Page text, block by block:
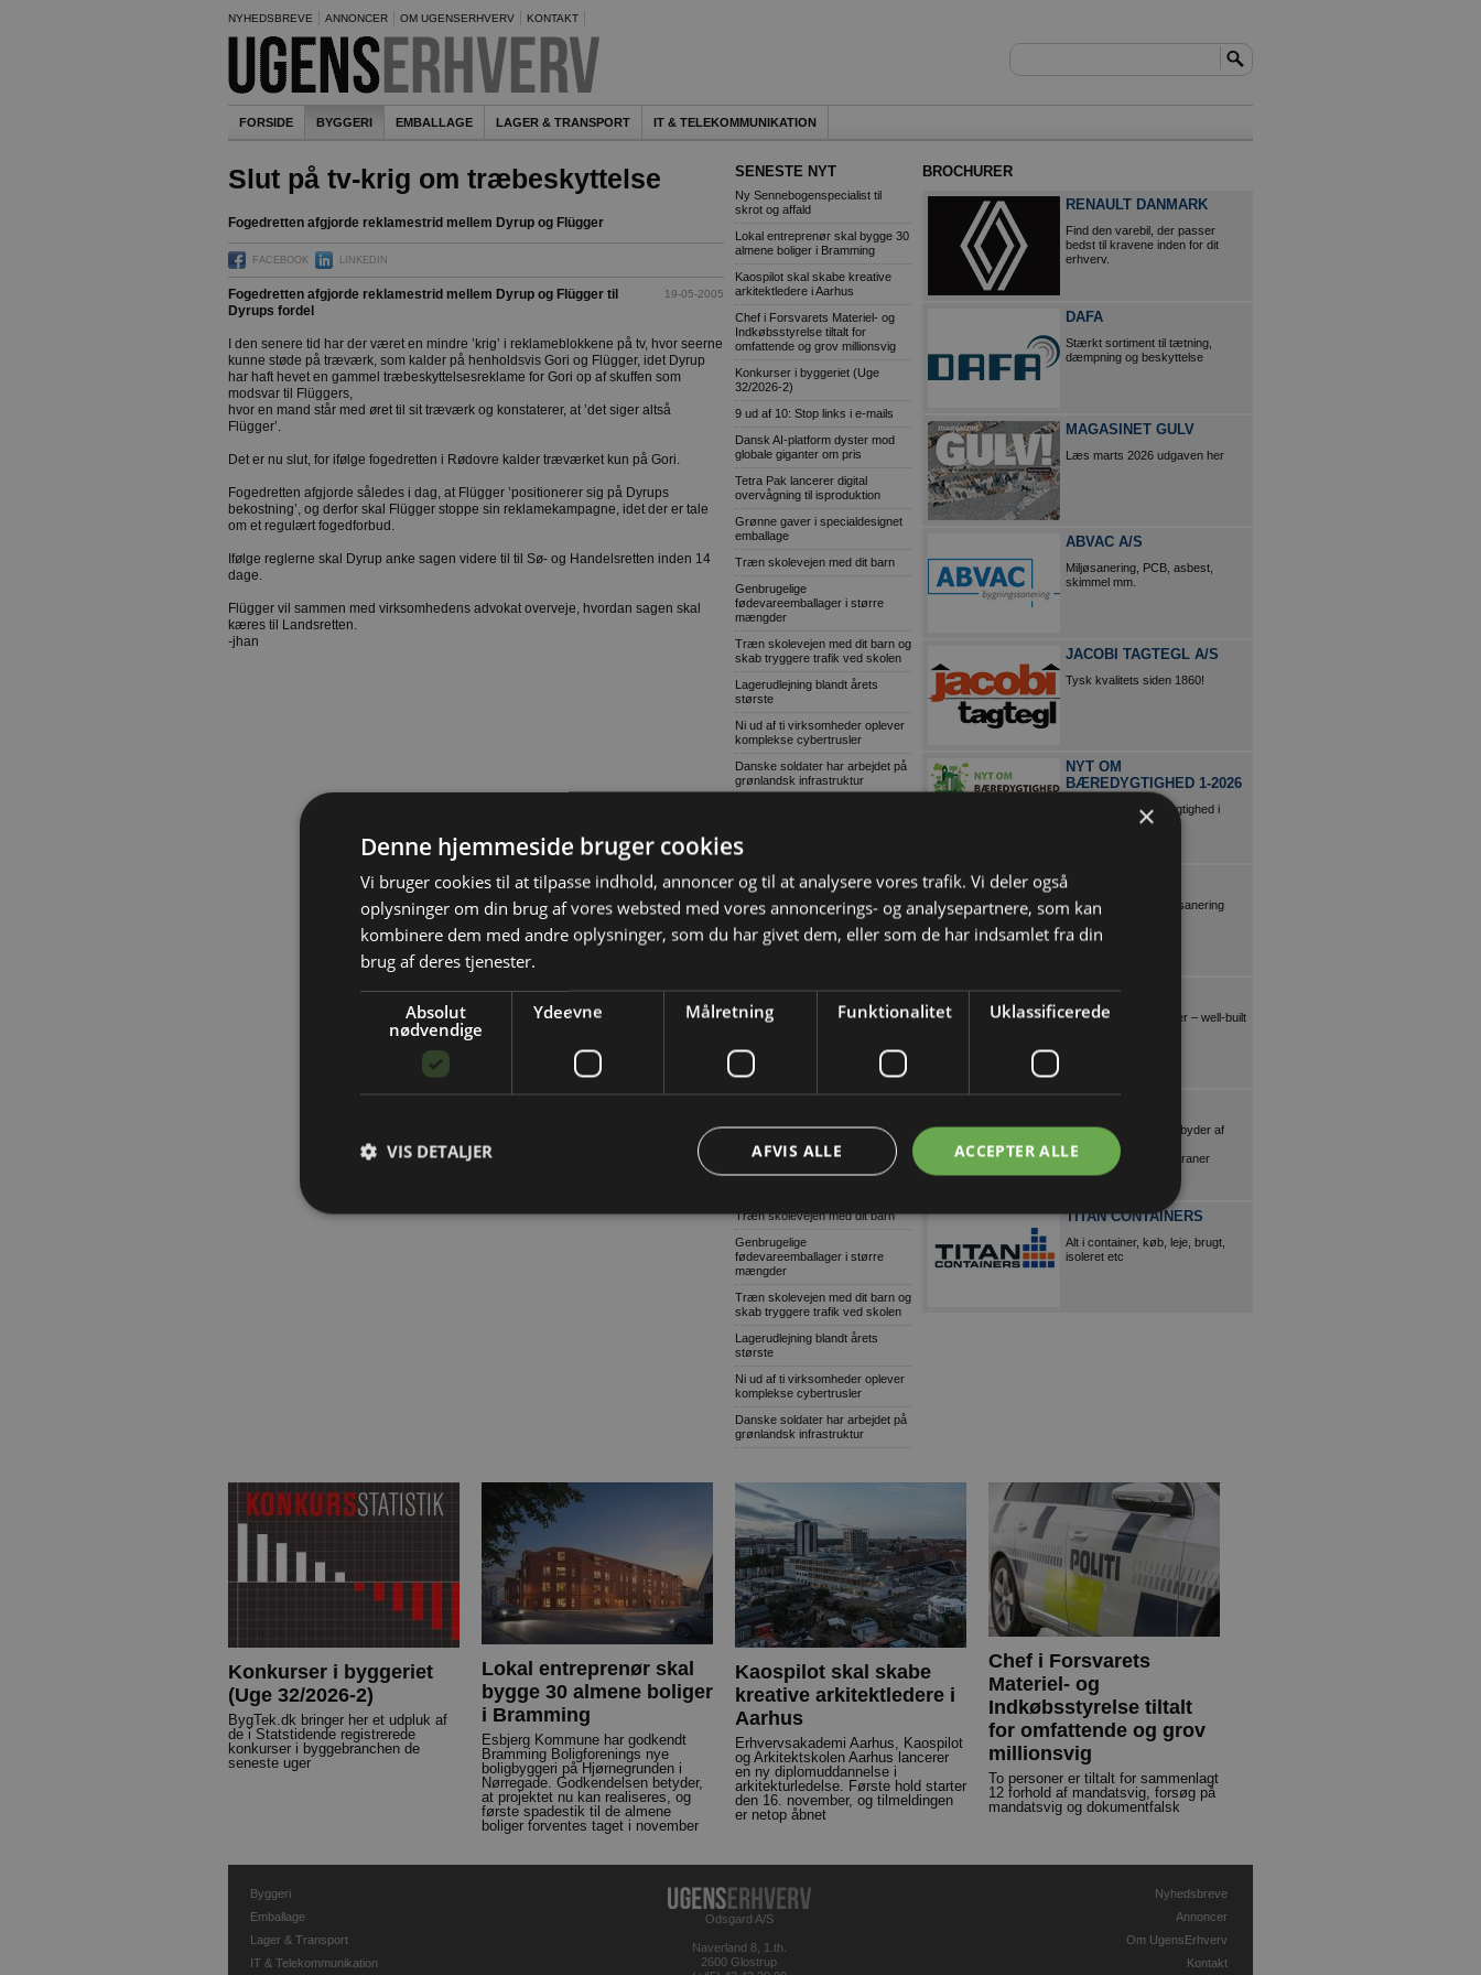
NYHEDSBREVE ANNONCER OM UGENSERHVERV KONTAKT
FORSIDE BYGGERI EMBALLAGE LAGER & TRANSPORT IT & TELEKOMMUNIKATION
Slut på tv-krig om træbeskyttelse
Fogedretten afgjorde reklamestrid mellem Dyrup og Flügger
FACEBOOK LINKEDIN
19-05-2005
Fogedretten afgjorde reklamestrid mellem Dyrup og Flügger til
Dyrups fordel
I den senere tid har der været en mindre ’krig’ i reklameblokkene på tv, hvor seerne
kunne støde på træværk, som kalder på henholdsvis Gori og Flügger, idet Dyrup
har haft hevet en gammel træbeskyttelsesreklame for Gori op af skuffen som
modsvar til Flüggers,
hvor en mand står med øret til sit træværk og konstaterer, at ’det siger altså
Flügger’.
Det er nu slut, for ifølge fogedretten i Rødovre kalder træværket kun på Gori.
Fogedretten afgjorde således i dag, at Flügger ’positionerer sig på Dyrups
bekostning’, og derfor skal Flügger stoppe sin reklamekampagne, idet der er tale
om et regulært fogedforbud.
Ifølge reglerne skal Dyrup anke sagen videre til til Sø- og Handelsretten inden 14
dage.
Flügger vil sammen med virksomhedens advokat overveje, hvordan sagen skal
kæres til Landsretten.
-jhan
SENESTE NYT
Ny Sennebogenspecialist til
skrot og affald
Lokal entreprenør skal bygge 30
almene boliger i Bramming
Kaospilot skal skabe kreative
arkitektledere i Aarhus
Chef i Forsvarets Materiel- og
Indkøbsstyrelse tiltalt for
omfattende og grov millionsvig
Konkurser i byggeriet (Uge
32/2026-2)
9 ud af 10: Stop links i e-mails
Dansk AI-platform dyster mod
globale giganter om pris
Tetra Pak lancerer digital
overvågning til isproduktion
Grønne gaver i specialdesignet
emballage
Træn skolevejen med dit barn
Genbrugelige
fødevareemballager i større
mængder
Træn skolevejen med dit barn og
skab tryggere trafik ved skolen
Lagerudlejning blandt årets
største
Ni ud af ti virksomheder oplever
komplekse cybertrusler
Danske soldater har arbejdet på
grønlandsk infrastruktur
Ny Sennebogenspecialist til
Lokal entreprenør skal bygge 30
almene boliger i Bramming
Kaospilot skal skabe kreative
arkitektledere i Aarhus
Konkurser i byggeriet (Uge
9 ud af 10: Stop links i e-mails
Dansk AI-platform dyster mod
overvågning til isproduktion
Grønne gaver i specialdesignet
Træn skolevejen med dit barn
Genbrugelige
fødevareemballager i større
mængder
Træn skolevejen med dit barn og
skab tryggere trafik ved skolen
Lagerudlejning blandt årets
største
Ni ud af ti virksomheder oplever
komplekse cybertrusler
Danske soldater har arbejdet på
grønlandsk infrastruktur
BROCHURER
RENAULT DANMARK
Find den varebil, der passer
bedst til kravene inden for dit
erhverv.
DAFA
Stærkt sortiment til tætning,
dæmpning og beskyttelse
MAGASINET GULV
Læs marts 2026 udgaven her
ABVAC A/S
Miljøsanering, PCB, asbest,
skimmel mm.
JACOBI TAGTEGL A/S
Tysk kvalitets siden 1860!
NYT OM
BÆREDYGTIGHED 1-2026
Magasin om bæredygtighed i
byggebranchen
P.OLESEN A/S
Nedbrydning og Miljøsanering
SPÆNCOM
Betonelementløsninger – well-built
Danmarks største udbyder af
entreprenørmateriel,
teleskoplæssere og kraner
TITAN CONTAINERS
Alt i container, køb, leje, brugt,
isoleret etc
Konkurser i byggeriet
(Uge 32/2026-2)
BygTek.dk bringer her et udpluk af
de i Statstidende registrerede
konkurser i byggebranchen de
seneste uger
Lokal entreprenør skal
bygge 30 almene boliger
i Bramming
Esbjerg Kommune har godkendt
Bramming Boligforenings nye
boligbyggeri på Hjørnegrunden i
Nørregade. Godkendelsen betyder,
at projektet nu kan realiseres, og
første spadestik til de almene
boliger forventes taget i november
Kaospilot skal skabe
kreative arkitektledere i
Aarhus
Erhvervsakademi Aarhus, Kaospilot
og Arkitektskolen Aarhus lancerer
en ny diplomuddannelse i
arkitekturledelse. Første hold starter
den 16. november, og tilmeldingen
er netop åbnet
Chef i Forsvarets
Materiel- og
Indkøbsstyrelse tiltalt
for omfattende og grov
millionsvig
To personer er tiltalt for sammenlagt
12 forhold af mandatsvig, forsøg på
mandatsvig og dokumentfalsk
Byggeri
Emballage
Lager & Transport
IT & Telekommunikation
Odsgard A/S
Naverland 8, 1.th.
2600 Glostrup
Nyhedsbreve
Annoncer
Om UgensErhverv
Kontakt
×
Denne hjemmeside bruger cookies
Vi bruger cookies til at tilpasse indhold, annoncer og til at analysere vores trafik. Vi deler også
oplysninger om din brug af vores websted med vores annoncerings- og analysepartnere, som kan
kombinere dem med andre oplysninger, som du har givet dem, eller som de har indsamlet fra din
brug af deres tjenester.
Absolut
nødvendige
Ydeevne Målretning Funktionalitet Uklassificerede
ACCEPTER ALLE
AFVIS ALLE
VIS DETALJER